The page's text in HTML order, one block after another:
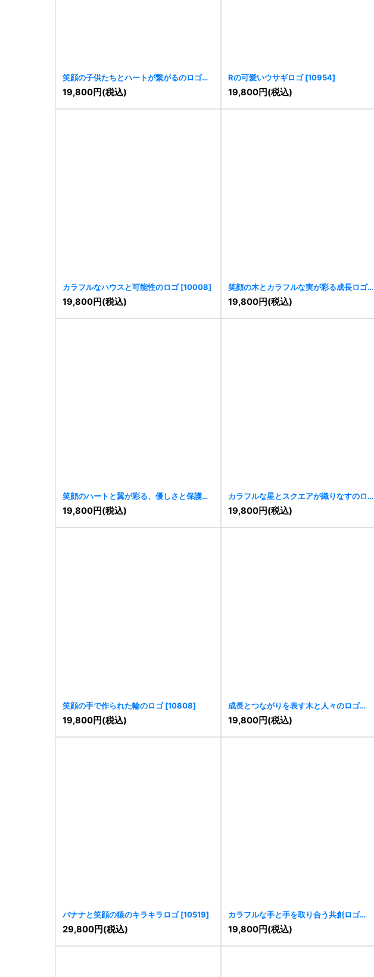
笑顔の子供たちとハートが繋がるのロゴ
[10956]
19,800円(税込)
Rの可愛いウサギロゴ [10954]
19,800円(税込)
カラフルなハウスと可能性のロゴ [10008]
19,800円(税込)
笑顔の木とカラフルな実が彩る成長ロゴ
[10001]
19,800円(税込)
笑顔のハートと翼が彩る、優しさと保護の
ロゴ[10920]
19,800円(税込)
カラフルな星とスクエアが織りなすのロゴ
[10901]
19,800円(税込)
笑顔の手で作られた輪のロゴ [10808]
19,800円(税込)
成長とつながりを表す木と人々のロゴ
[10799]
19,800円(税込)
バナナと笑顔の猿のキラキラロゴ [10519]
29,800円(税込)
カラフルな手と手を取り合う共創ロゴ
[10502]
19,800円(税込)